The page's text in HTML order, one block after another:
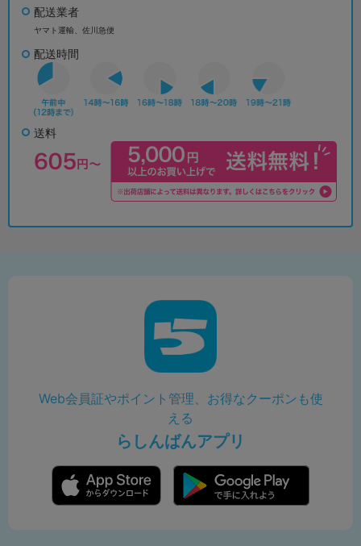
配送業者
ヤマト運輸、佐川急便
配送時間
送料
Web会員証やポイント管理、お得なクーポンも使
える
らしんばんアプリ